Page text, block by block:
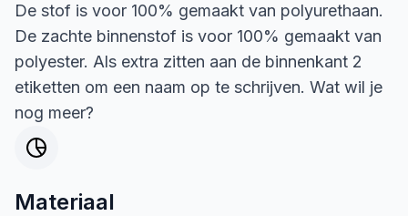
De stof is voor 100% gemaakt van polyurethaan.
De zachte binnenstof is voor 100% gemaakt van
polyester. Als extra zitten aan de binnenkant 2
etiketten om een naam op te schrijven. Wat wil je
nog meer?
Materiaal